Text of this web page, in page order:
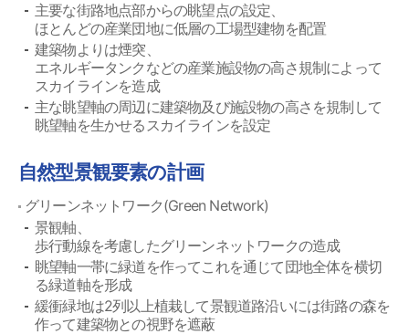
主要な街路地点部からの眺望点の設定、
ほとんどの産業団地に低層の工場型建物を配置
建築物よりは煙突、
エネルギータンクなどの産業施設物の高さ規制によって
スカイラインを造成
主な眺望軸の周辺に建築物及び施設物の高さを規制して
眺望軸を生かせるスカイラインを設定
自然型景観要素の計画
グリーンネットワーク(Green Network)
景観軸、
歩行動線を考慮したグリーンネットワークの造成
眺望軸一帯に緑道を作ってこれを通じて団地全体を横切
る緑道軸を形成
緩衝緑地は2列以上植栽して景観道路沿いには街路の森を
作って建築物との視野を遮蔽